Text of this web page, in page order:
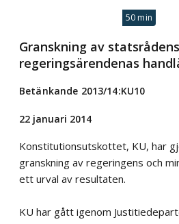
50 min
Granskning av
regeringsärendenas
Betänkande 2013/14:KU10
22 januari 2014
Konstitutionsutskottet, KU, har
granskning av regeringens och
ett urval av resultaten.
KU har gått igenom